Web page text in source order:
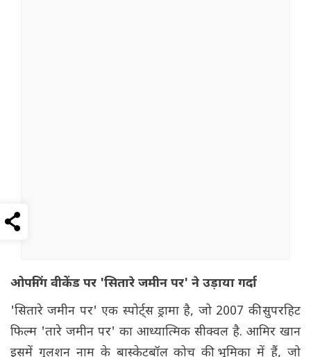
ओपनिंग वीकेंड पर 'सितारे जमीन पर' ने उड़ाया गर्दा
'सितारे जमीन पर' एक स्पोर्ट्स ड्रामा है, जो 2007 की सुपरहिट
फिल्म 'तारे जमीन पर' का आध्यात्मिक सीक्वल है. आमिर खान
इसमें गुलशन नाम के बास्केटबॉल कोच की भूमिका में हैं, जो